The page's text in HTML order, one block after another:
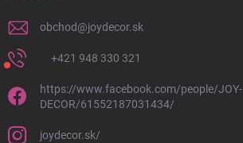
obchod@joydecor.sk
+421 948 330 321
https://www.facebook.com/people/JOY-
DECOR/61552187031434/
joydecor.sk/